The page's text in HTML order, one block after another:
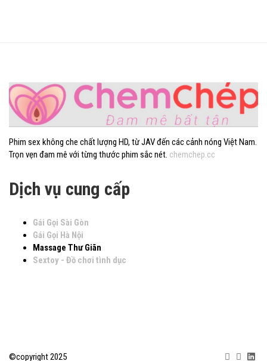
Phim sex không che chất lượng HD, từ JAV đến các cảnh nóng Việt Nam.
Trọn vẹn đam mê với từng thước phim sắc nét. chemchep.cc
Dịch vụ cung cấp
Gái Gọi Sài Gòn
Gái Gọi Hà Nội
Massage Thư Giãn
Sextoy - Đồ chơi tình dục
©copyright 2025